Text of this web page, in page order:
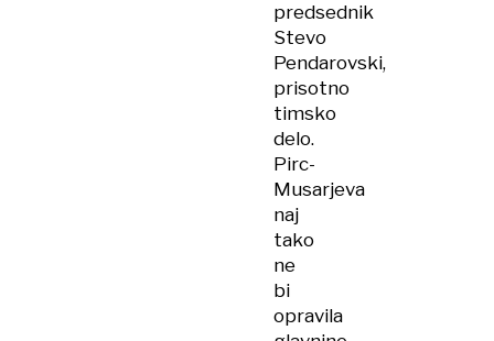
predsednik
Stevo
Pendarovski,
prisotno
timsko
delo.
Pirc-
Musarjeva
naj
tako
ne
bi
opravila